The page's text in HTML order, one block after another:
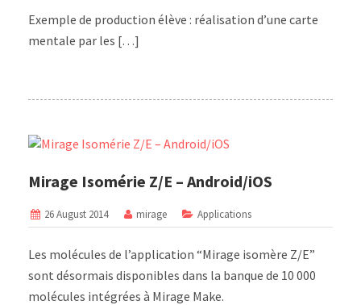
Exemple de production élève : réalisation d’une carte
mentale par les […]
Mirage Isomérie Z/E – Android/iOS
26 August 2014 mirage Applications
Les molécules de l’application “Mirage isomère Z/E”
sont désormais disponibles dans la banque de 10 000
molécules intégrées à Mirage Make.